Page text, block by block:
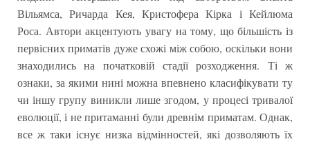
Вільямса, Ричарда Кея, Кристофера Кірка і Кейлюма
Роса. Автори акцентують увагу на тому, що більшість із
первісних приматів дуже схожі між собою, оскільки вони
знаходились на початковій стадії розходження. Ті ж
ознаки, за якими нині можна впевнено класифікувати ту
чи іншу групу виникли лише згодом, у процесі тривалої
еволюції, і не притаманні були древнім приматам. Однак,
все ж таки існує низка відмінностей, які дозволяють їх